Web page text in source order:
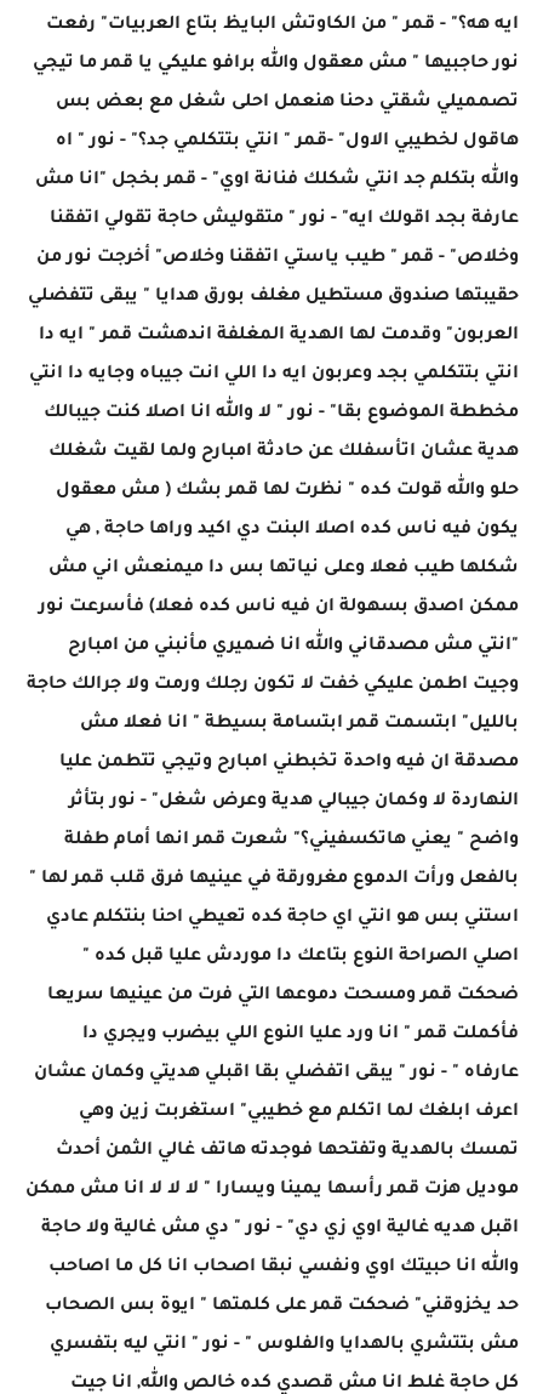
ايه هه؟" - قمر " من الكاوتش البايظ بتاع العربيات" رفعت
نور حاجبيها " مش معقول والله برافو عليكي يا قمر ما تيجي
تصمميلي شقتي دحنا هنعمل احلى شغل مع بعض بس
هاقول لخطيبي الاول" -قمر " انتي بتتكلمي جد؟" - نور " اه
والله بتكلم جد انتي شكلك فنانة اوي" - قمر بخجل "انا مش
عارفة بجد اقولك ايه" - نور " متقوليش حاجة تقولي اتفقنا
وخلاص" - قمر " طيب ياستي اتفقنا وخلاص" أخرجت نور من
حقيبتها صندوق مستطيل مغلف بورق هدايا " يبقى تتفضلي
العربون" وقدمت لها الهدية المغلفة اندهشت قمر " ايه دا
انتي بتتكلمي بجد وعربون ايه دا اللي انت جيباه وجايه دا انتي
مخططة الموضوع بقا" - نور " لا والله انا اصلا كنت جيبالك
هدية عشان اتأسفلك عن حادثة امبارح ولما لقيت شغلك
حلو والله قولت كده " نظرت لها قمر بشك ( مش معقول
يكون فيه ناس كده اصلا البنت دي اكيد وراها حاجة , هي
شكلها طيب فعلا وعلى نياتها بس دا ميمنعش اني مش
ممكن اصدق بسهولة ان فيه ناس كده فعلا) فأسرعت نور
"انتي مش مصدقاني والله انا ضميري مأنبني من امبارح
وجيت اطمن عليكي خفت لا تكون رجلك ورمت ولا جرالك حاجة
بالليل" ابتسمت قمر ابتسامة بسيطة " انا فعلا مش
مصدقة ان فيه واحدة تخبطني امبارح وتيجي تتطمن عليا
النهاردة لا وكمان جيبالي هدية وعرض شغل" - نور بتأثر
واضح " يعني هاتكسفيني؟" شعرت قمر انها أمام طفلة
بالفعل ورأت الدموع مغرورقة في عينيها فرق قلب قمر لها "
استني بس هو انتي اي حاجة كده تعيطي احنا بنتكلم عادي
اصلي الصراحة النوع بتاعك دا موردش عليا قبل كده "
ضحكت قمر ومسحت دموعها التي فرت من عينيها سريعا
فأكملت قمر " انا ورد عليا النوع اللي بيضرب ويجري دا
عارفاه " - نور " يبقى اتفضلي بقا اقبلي هديتي وكمان عشان
اعرف ابلغك لما اتكلم مع خطيبي" استغربت زين وهي
تمسك بالهدية وتفتحها فوجدته هاتف غالي الثمن أحدث
موديل هزت قمر رأسها يمينا ويسارا " لا لا لا انا مش ممكن
اقبل هديه غالية اوي زي دي" - نور " دي مش غالية ولا حاجة
والله انا حبيتك اوي ونفسي نبقا اصحاب انا كل ما اصاحب
حد يخزوقني" ضحكت قمر على كلمتها " ايوة بس الصحاب
مش بتتشري بالهدايا والفلوس " - نور " انتي ليه بتفسري
كل حاجة غلط انا مش قصدي كده خالص والله, انا جيت